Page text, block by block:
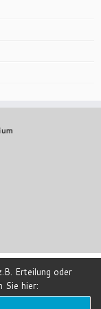
by
·
Erteilung oder
Sie hier: